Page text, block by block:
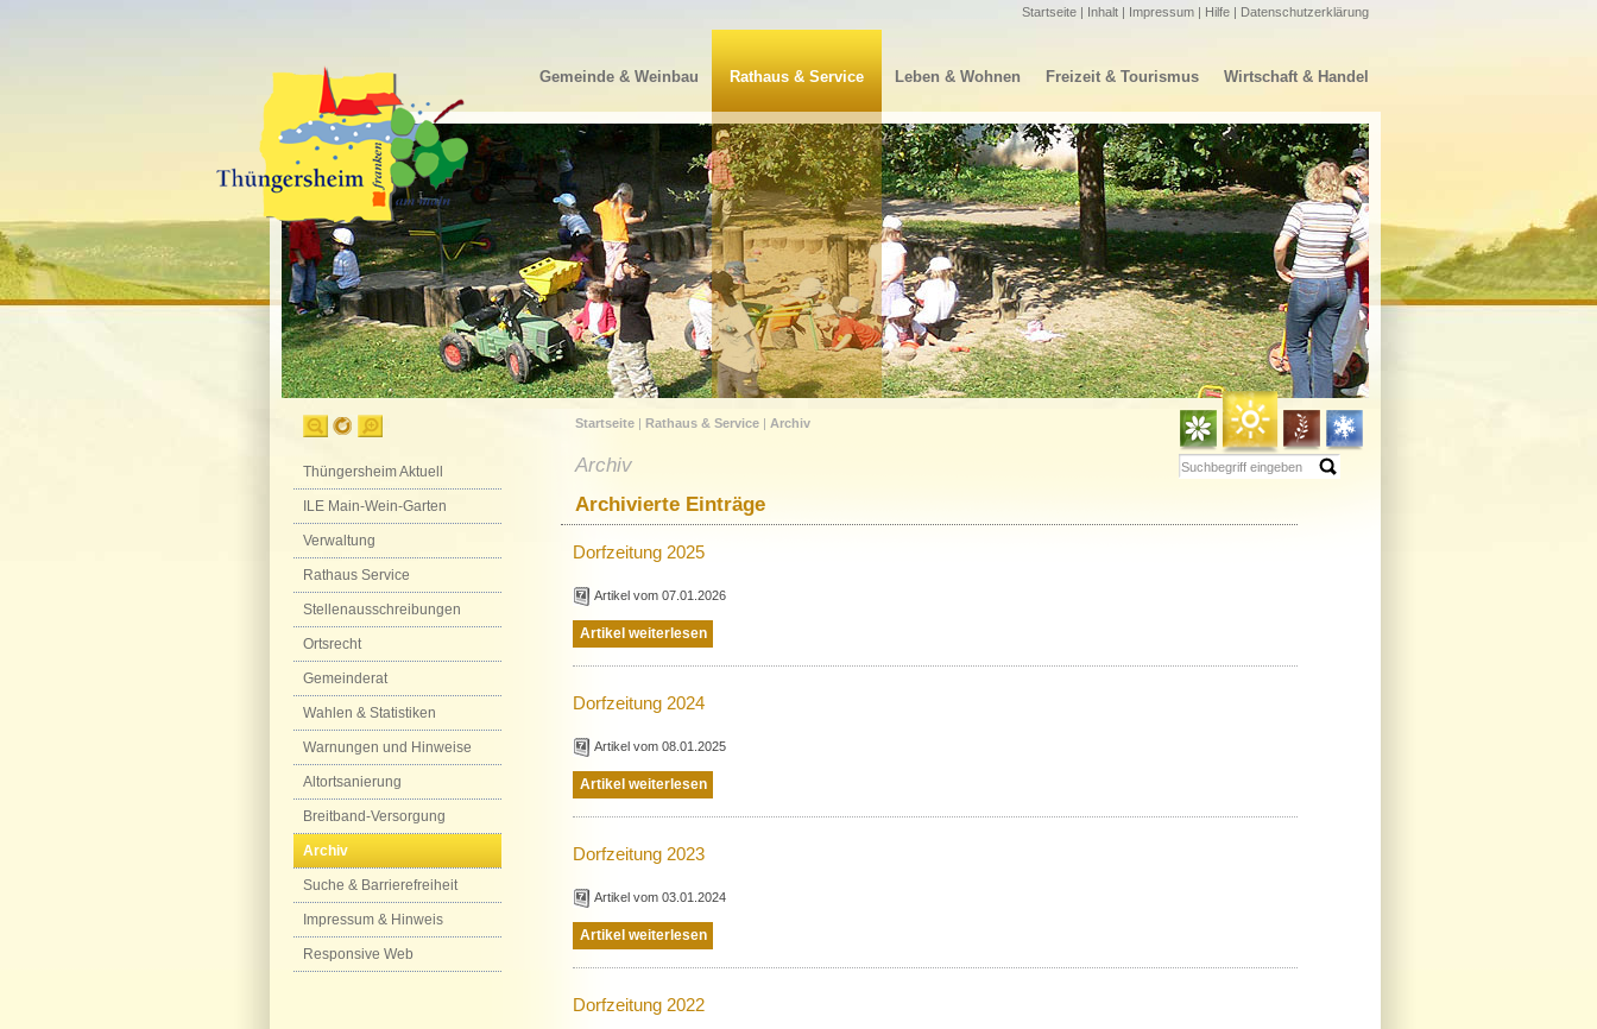
Startseite | Inhalt | Impressum | Hilfe | Datenschutzerklärung
Gemeinde & Weinbau Rathaus & Service Leben & Wohnen Freizeit & Tourismus Wirtschaft & Handel
Thüngersheim Aktuell
ILE Main-Wein-Garten
Verwaltung
Rathaus Service
Stellenausschreibungen
Ortsrecht
Gemeinderat
Wahlen & Statistiken
Warnungen und Hinweise
Altortsanierung
Breitband-Versorgung
Archiv
Suche & Barrierefreiheit
Impressum & Hinweis
Responsive Web
Startseite | Rathaus & Service | Archiv
Archiv
Archivierte Einträge
Dorfzeitung 2025
Artikel vom 07.01.2026
Artikel weiterlesen
Dorfzeitung 2024
Artikel vom 08.01.2025
Artikel weiterlesen
Dorfzeitung 2023
Artikel vom 03.01.2024
Artikel weiterlesen
Dorfzeitung 2022